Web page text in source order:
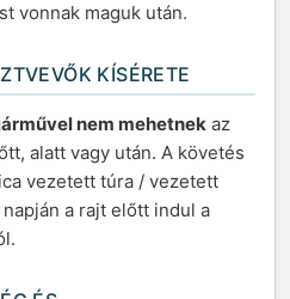
vonnak maguk után.
KÍSÉRETE
nem mehetnek az
alatt vagy után. A követés
vezetett túra / vezetett
a rajt előtt indul a